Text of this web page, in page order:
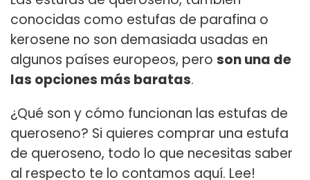
conocidas como estufas de parafina o
kerosene no son demasiada usadas en
algunos países europeos, pero son una de
las opciones más baratas.
¿Qué son y cómo funcionan las estufas de
queroseno? Si quieres comprar una estufa
de queroseno, todo lo que necesitas saber
al respecto te lo contamos aquí. Lee!